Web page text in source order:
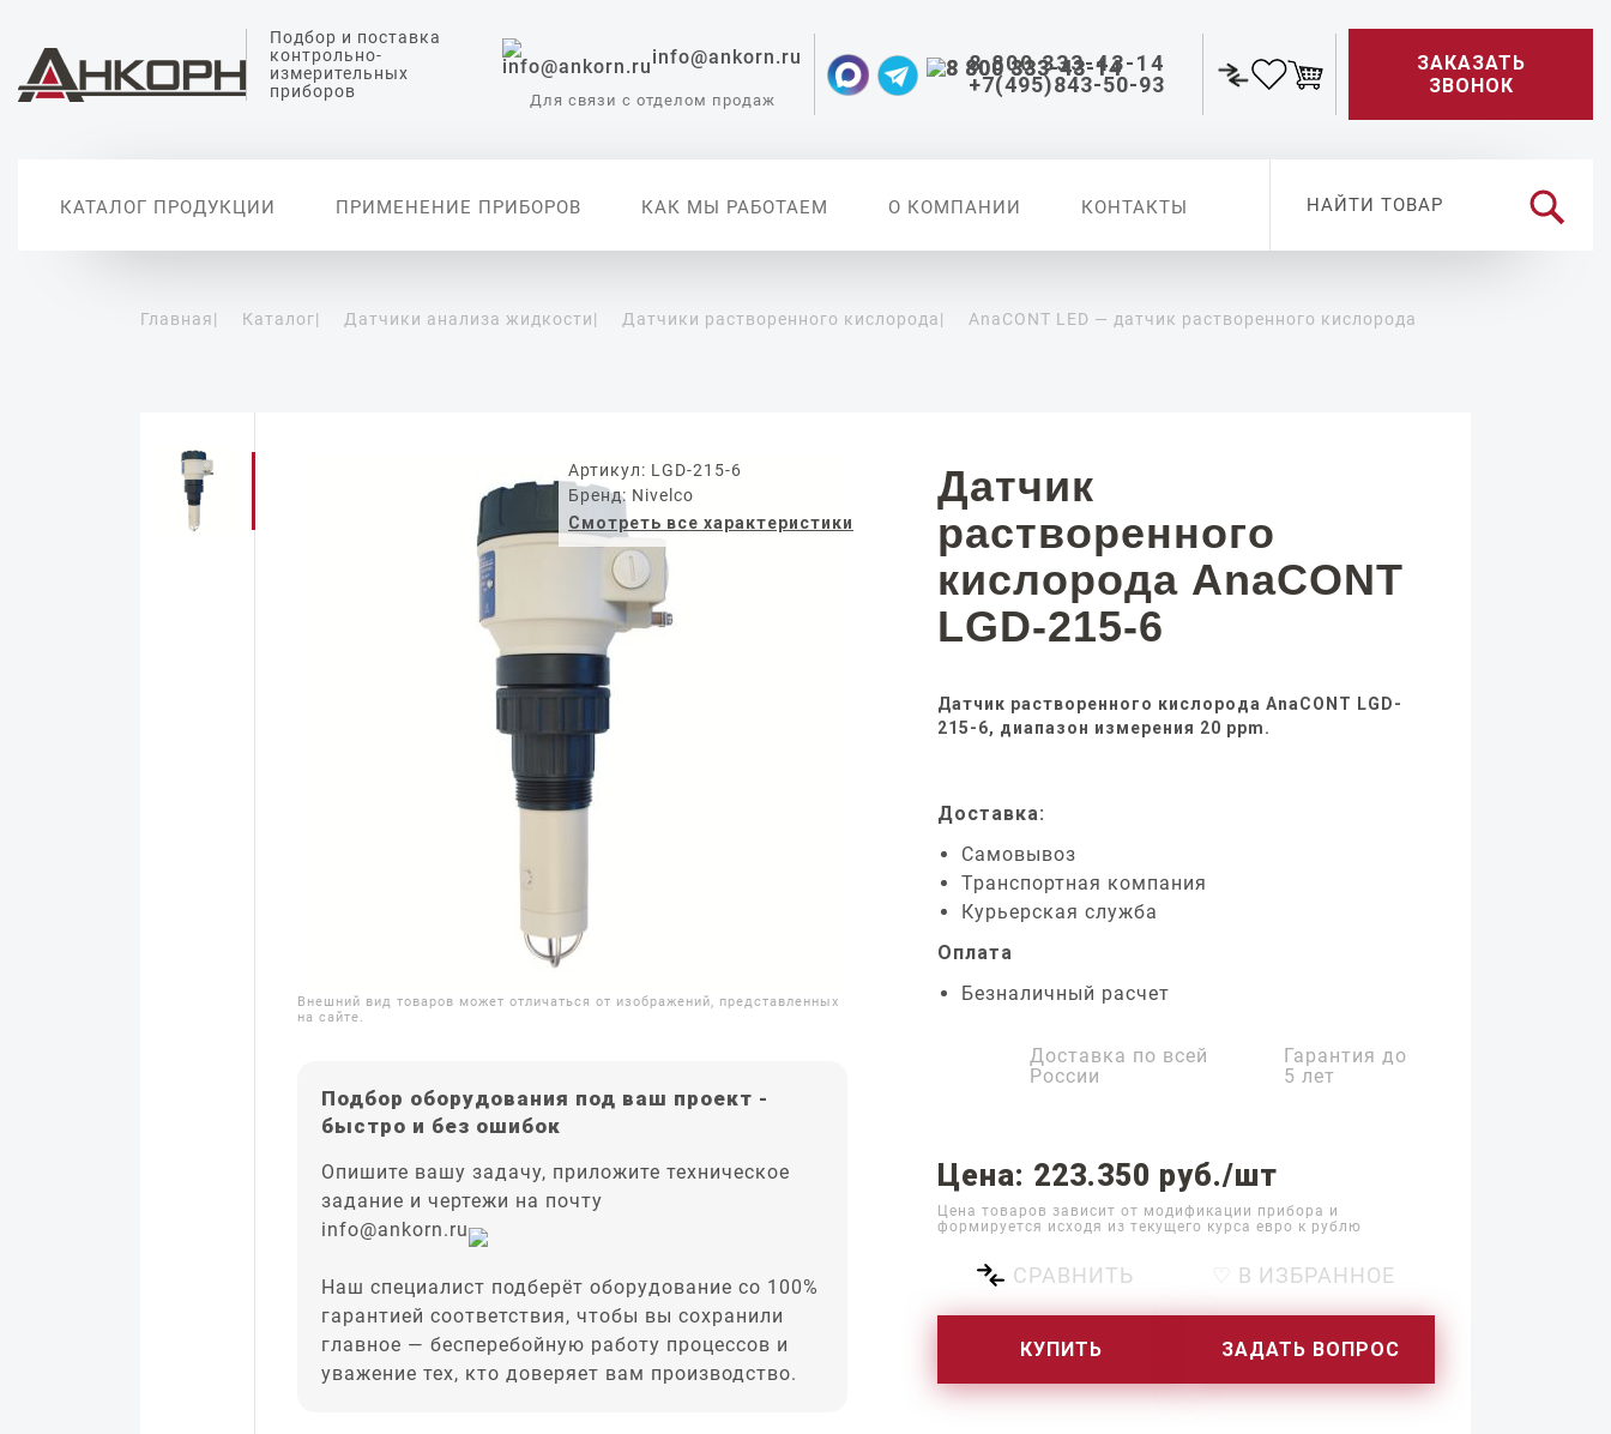
Подбор и поставка
контрольно-
измерительных
приборов
info@ankorn.ru
Для связи с отделом продаж
8 800 333-43-14
+7(495)843-50-93
ЗАКАЗАТЬ
ЗВОНОК
КАТАЛОГ ПРОДУКЦИИ ПРИМЕНЕНИЕ ПРИБОРОВ КАК МЫ РАБОТАЕМ О КОМПАНИИ КОНТАКТЫ
Главная| Каталог| Датчики анализа жидкости| Датчики растворенного кислорода| AnaCONT LED — датчик растворенного кислорода
Артикул: LGD-215-6
Бренд: Nivelco
Смотреть все характеристики
Внешний вид товаров может отличаться от изображений, представленных
на сайте.
Подбор оборудования под ваш проект -
быстро и без ошибок
Опишите вашу задачу, приложите техническое
задание и чертежи на почту
info@ankorn.ru
Наш специалист подберёт оборудование со 100%
гарантией соответствия, чтобы вы сохранили
главное — бесперебойную работу процессов и
уважение тех, кто доверяет вам производство.
Датчик
растворенного
кислорода AnaCONT
LGD-215-6
Датчик растворенного кислорода AnaCONT LGD-
215-6, диапазон измерения 20 ppm.
Доставка:
Самовывоз
Транспортная компания
Курьерская служба
Оплата
Безналичный расчет
Доставка по всей
России
Гарантия до
5 лет
Цена: 223.350 руб./шт
Цена товаров зависит от модификации прибора и
формируется исходя из текущего курса евро к рублю
СРАВНИТЬ ♡ В ИЗБРАННОЕ
КУПИТЬ ЗАДАТЬ ВОПРОС